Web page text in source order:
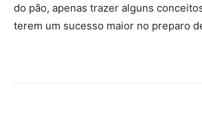
do pão, apenas trazer alguns
terem um sucesso maior no preparo